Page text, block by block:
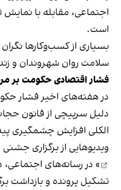
اجتماعی، مقابله با
است.
بسیاری از کسب‌وکارها
سلامت روان شهروندان و
فشار اقتصادی حکومت بر
در هفته‌های اخیر فشار
دلیل سرپیچی از قانون
الکلی افزایش چشمگیری
ویدیوهایی از برگزاری
» در رسانه‌های
تشکیل پرونده و بازداشت